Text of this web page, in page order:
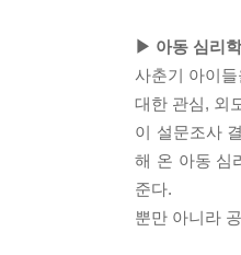
▶ 아동 심리
사춘기 아이
대한 관심, 외
이 설문조사
해 온 아동 심
준다.
뿐만 아니라